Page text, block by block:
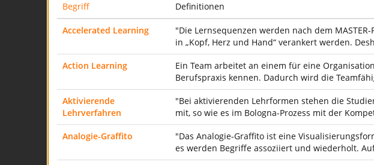
Begriff Definitionen
Accelerated Learning
"Die Lernsequenzen werden nach dem
in „Kopf, Herz und Hand“ verankert werden.
Action Learning
Ein Team arbeitet an einem für eine
Berufspraxis kennen. Dadurch wird die
Aktivierende
Lehrverfahren
"Bei aktivierenden Lehrformen stehen die
mit, so wie es im Bologna-Prozess mit der
Analogie-Graffito
"Das Analogie-Graffito ist eine
es werden Begriffe assoziiert und wiederholt.